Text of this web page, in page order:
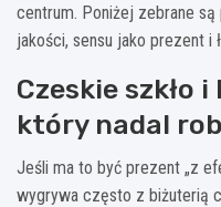
centrum. Poniżej zebrane
jakości, sensu jako prezent i
Czeskie szkło
który nadal
Jeśli ma to być prezent „z
wygrywa często z biżuterią